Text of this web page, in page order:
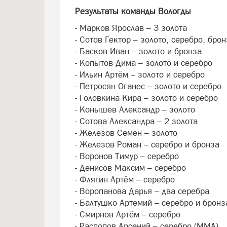
Результаты команды Вологды
- Марков Ярослав – 3 золота
- Сотов Гектор – золото, серебро,
- Басков Иван – золото и бронза
- Копытов Дима – золото и серебро
- Ильин Артём – золото и серебро
- Петросян Оганес – золото и серебро
- Головкина Кира – золото и серебро
- Конышев Александр – золото
- Сотова Александра – 2 золота
- Железов Семён – золото
- Железов Роман – серебро и бронза
- Воронов Тимур – серебро
- Денисов Максим – серебро
- Флягин Артём – серебро
- Воропанова Дарья – два серебра
- Балтушко Артемий – серебро и
- Смирнов Артём – серебро